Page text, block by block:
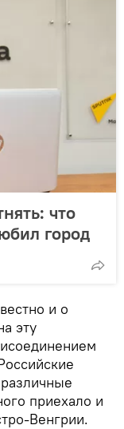
что
город
и о
эту
приехало и
Венгрии.